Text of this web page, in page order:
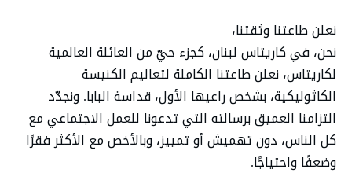
نعلن طاعتنا وثقتنا،
نحن، في كاريتاس لبنان، كجزء حيّ من العائلة العالمية
لكاريتاس، نعلن طاعتنا الكاملة لتعاليم الكنيسة
الكاثوليكية، بشخص راعيها الأول، قداسة البابا. ونجدّد
التزامنا العميق برسالته التي تدعونا للعمل الاجتماعي مع
كل الناس، دون تهميش أو تمييز، وبالأخص مع الأكثر فقرًا
وضعفًا واحتياجًا.